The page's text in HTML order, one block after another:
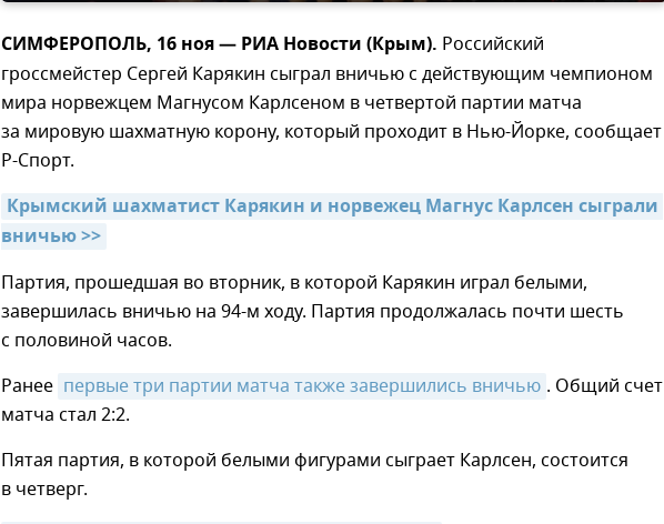
СИМФЕРОПОЛЬ, 16 ноя — РИА Новости (Крым). Российский
гроссмейстер Сергей Карякин сыграл вничью с действующим чемпионом
мира норвежцем Магнусом Карлсеном в четвертой партии матча
за мировую шахматную корону, который проходит в Нью-Йорке, сообщает
Р-Спорт.
Крымский шахматист Карякин и норвежец Магнус Карлсен сыграли
вничью >>
Партия, прошедшая во вторник, в которой Карякин играл белыми,
завершилась вничью на 94-м ходу. Партия продолжалась почти шесть
с половиной часов.
Ранее первые три партии матча также завершились вничью . Общий счет
матча стал 2:2.
Пятая партия, в которой белыми фигурами сыграет Карлсен, состоится
в четверг.